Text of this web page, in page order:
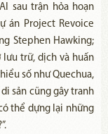
sau trận hỏa hoạn
án Project Revoice
Stephen Hawking;
lưu trữ, dịch và huấn
số như Quechua,
sản cũng gây tranh
thể dựng lại những